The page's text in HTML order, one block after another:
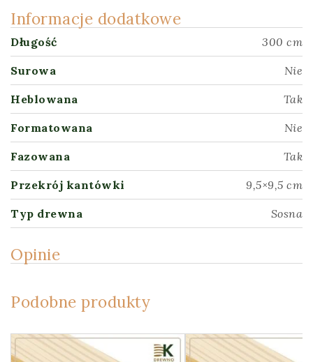
Informacje dodatkowe
Długość 300 cm
Surowa Nie
Heblowana Tak
Formatowana Nie
Fazowana Tak
Przekrój kantówki 9,5×9,5 cm
Typ drewna Sosna
Opinie
Podobne produkty